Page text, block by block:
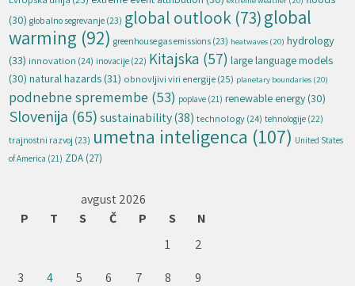
(30) globalno segrevanje (23) global outlook (73)global
warming (92) greenhouse gas emissions (23) heatwaves (20) hydrology
(33) innovation (24) inovacije (22) Kitajska (57) large language models
(30) natural hazards (31) obnovljivi viri energije(25) planetary boundaries (20)
podnebne spremembe (53) poplave (21) renewable energy (30)
Slovenija (65) sustainability(38) technology(24) tehnologije (22)
trajnostni razvoj (23) umetna inteligenca (107) United States
of America (21) ZDA (27)
avgust 2026
P
T S Č P S
N
1
2
3
4 5 6 7 8 9